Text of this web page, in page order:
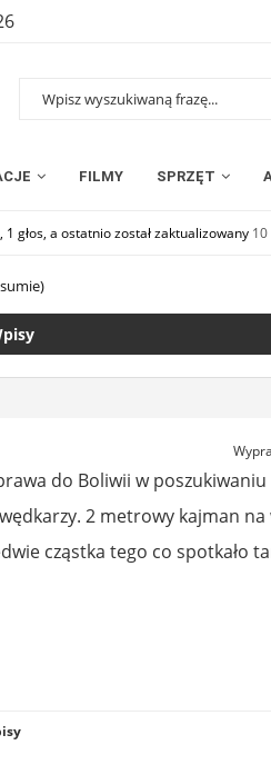
FILMY SPRZĘT
głos, a ostatnio został zaktualizowany
do Boliwii w
2 metrowy kajman
cząstka tego co spotkało